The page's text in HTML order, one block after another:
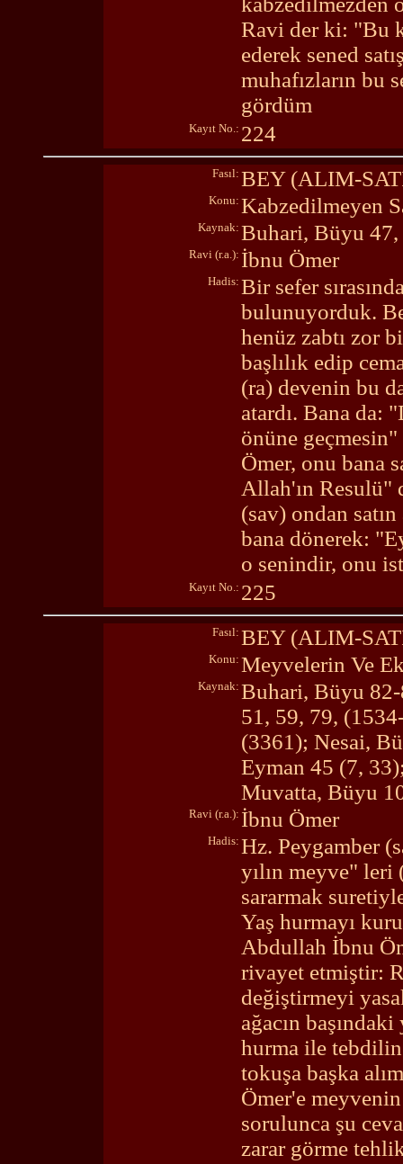
Ravi der ki: "Bu
ederek sened
muhafızların bu
gördüm
Kayıt No.: 224
Fasıl: BEY (ALIM-
Konu: Kabzedilmeyen
Kaynak: Buhari, Büyu
Ravi (r.a.): İbnu Ömer
Hadis: Bir sefer
bulunuyorduk.
henüz zabtı zor
başlılık edip
(ra) devenin bu
atardı. Bana da:
önüne
Ömer, onu bana
Allah'ın Resulü"
(sav) ondan
bana dönerek:
o senindir, onu
Kayıt No.: 225
Fasıl: BEY (ALIM-
Konu: Meyvelerin Ve
Kaynak: Buhari, Büyu
51, 59, 79,
(3361); Nesai,
Eyman 45 (7,
Muvatta, Büyu
Ravi (r.a.): İbnu Ömer
Hadis: Hz. Peygamber
yılın meyve" leri
sararmak
Yaş hurmayı
Abdullah İbnu
rivayet etmiştir:
değiştirmeyi
ağacın
hurma ile
tokuşa başka
Ömer'e
sorulunca şu
zarar görme